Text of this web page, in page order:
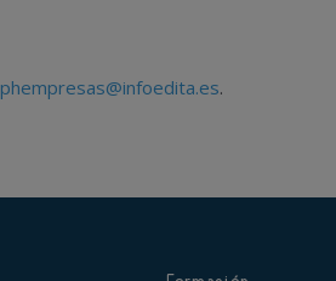
phempresas@infoedita.es.